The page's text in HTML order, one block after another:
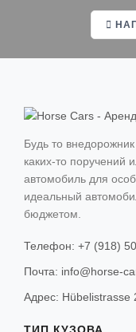
Валенсия
Малага
Марбелья
Ибица
Сьерра-
Майорка
Менорка
Будь то
каких-то поручений
автомобиль для
идеальный
бюджетом.
Телефон: +7 (918)
Почта: info@horse-
Адрес: Hübelistrasse